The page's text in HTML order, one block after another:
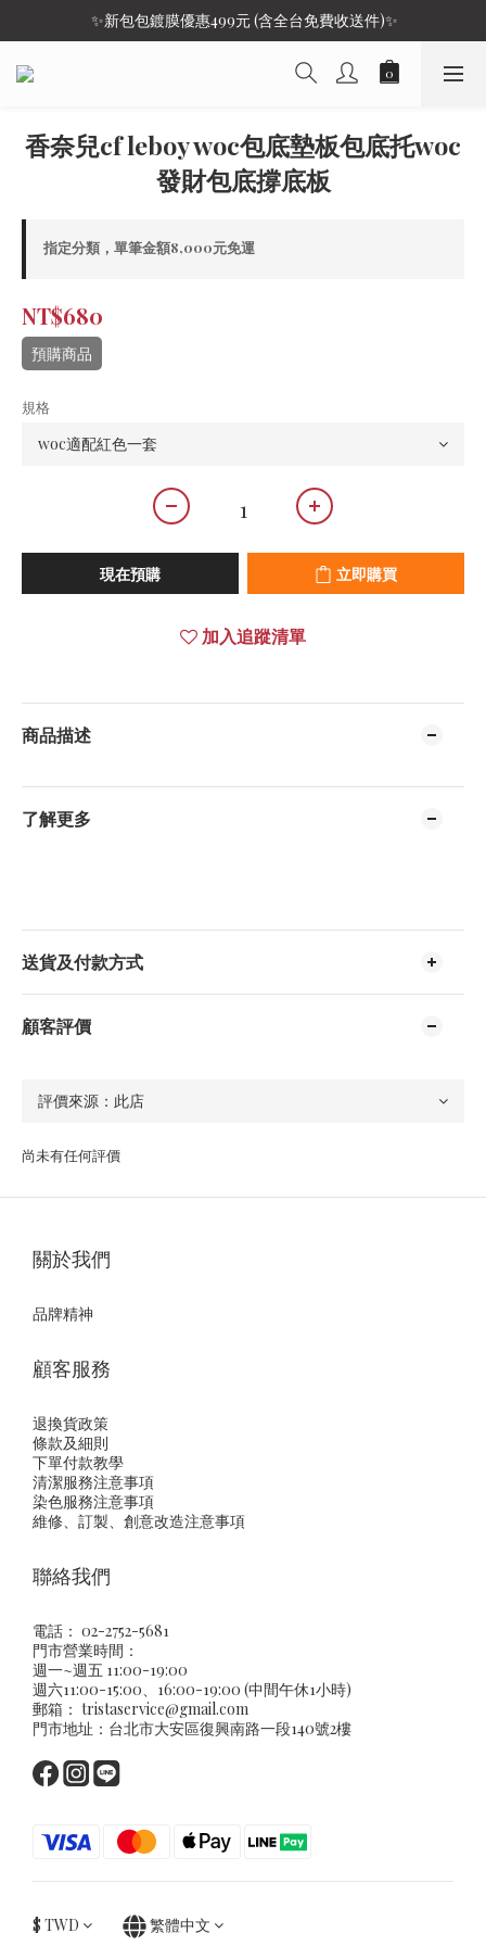
✨新包包鍍膜優惠499元 (含全台免費收送件)✨
香奈兒cf leboy woc包底墊板包底托woc
發財包底撐底板
指定分類，單筆金額8,000元免運
NT$680
預購商品
規格
現在預購 立即購買
加入追蹤清單
商品描述
了解更多
送貨及付款方式
顧客評價
尚未有任何評價
關於我們
品牌精神
顧客服務
退換貨政策
條款及細則
下單付款教學
清潔服務注意事項
染色服務注意事項
維修、訂製、創意改造注意事項
聯絡我們
電話： 02-2752-5681
門市營業時間：
週一~週五 11:00-19:00
週六11:00-15:00、16:00-19:00 (中間午休1小時)
郵箱： tristaservice@gmail.com
門市地址：台北市大安區復興南路一段140號2樓
$ TWD 繁體中文